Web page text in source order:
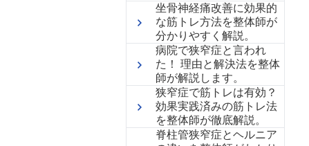
坐骨神経痛改善に効果的
な筋トレ方法を整体師が
分かりやすく解説。
病院で狭窄症と言われ
た！ 理由と解決法を整体
師が解説します。
狭窄症で筋トレは有効？
効果実践済みの筋トレ法
を整体師が徹底解説。
脊柱管狭窄症とヘルニア